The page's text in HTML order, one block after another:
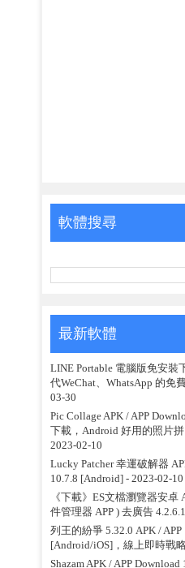
軟體搜尋
最新軟體
LINE Portable 電腦版免安裝
代WeChat、WhatsApp 的免
03-30
Pic Collage APK / APP
下載，Android 好用的照片
2023-02-10
Lucky Patcher 幸運破解器
10.7.8 [Android] - 2023-02-10
《下載》ES文檔瀏覽器安卓
件管理器 APP ) 去廣告 4.2.6.1
列王的紛爭 5.32.0 APK / APP
[Android/iOS]，線上即時戰
Shazam APK / APP